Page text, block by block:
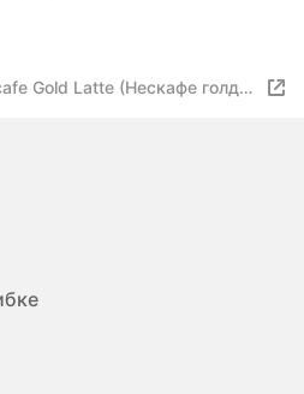
Gold Latte (Нескафе голд